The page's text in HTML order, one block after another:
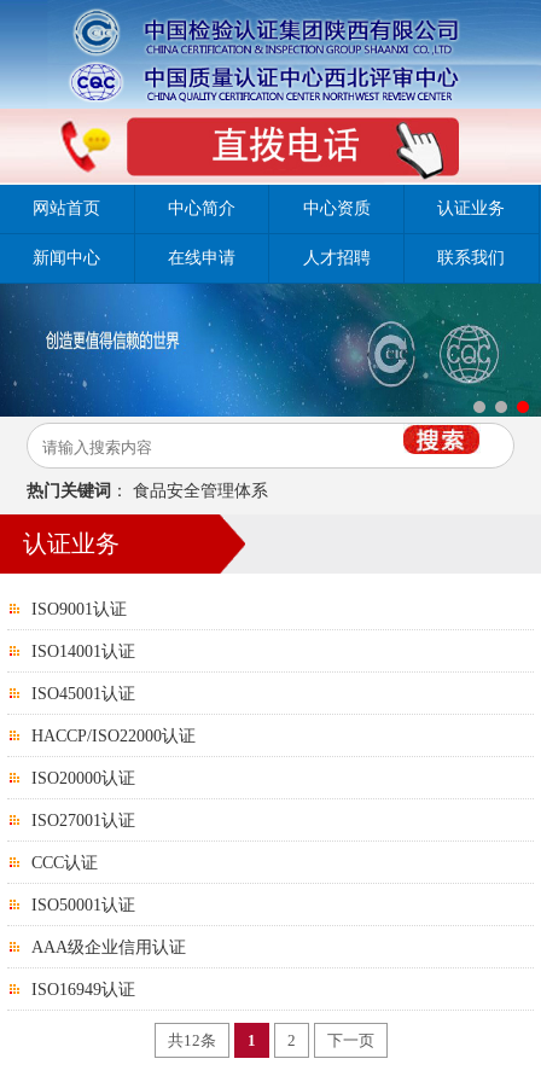
网站首页 中心简介 中心资质 认证业务
新闻中心 在线申请 人才招聘 联系我们
热门关键词 ： 食品安全管理体系
认证业务
ISO9001认证
ISO14001认证
ISO45001认证
HACCP/ISO22000认证
ISO20000认证
ISO27001认证
CCC认证
ISO50001认证
AAA级企业信用认证
ISO16949认证
共12条 1 2 下一页